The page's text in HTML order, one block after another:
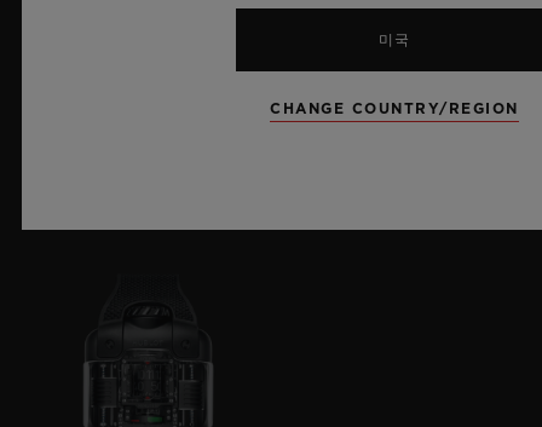
미국
CHANGE COUNTRY/REGION